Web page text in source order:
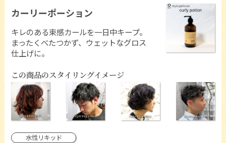
カーリーポーション
キレのある束感カールを一日中キープ。
まったくべたつかず、ウェットなグロス
仕上げに。
この商品のスタイリングイメージ
水性リキッド